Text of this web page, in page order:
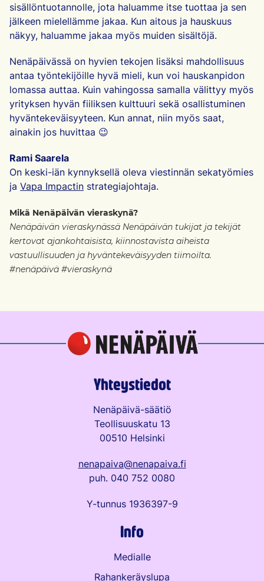
sisällöntuotannolle, jota haluamme itse tuottaa ja sen
jälkeen mielellämme jakaa. Kun aitous ja hauskuus
näkyy, haluamme jakaa myös muiden sisältöjä.
Nenäpäivässä on hyvien tekojen lisäksi mahdollisuus
antaa työntekijöille hyvä mieli, kun voi hauskanpidon
lomassa auttaa. Kuin vahingossa samalla välittyy myös
yrityksen hyvän fiiliksen kulttuuri sekä osallistuminen
hyväntekeväisyyteen. Kun annat, niin myös saat,
ainakin jos huvittaa 😉
Rami Saarela
On keski-iän kynnyksellä oleva viestinnän sekatyömies
ja Vapa Impactin strategiajohtaja.
Mikä Nenäpäivän vieraskynä?
Nenäpäivän vieraskynässä Nenäpäivän tukijat ja tekijät
kertovat ajankohtaisista, kiinnostavista aiheista
vastuullisuuden ja hyväntekeväisyyden tiimoilta.
#nenäpäivä #vieraskynä
Yhteystiedot
Nenäpäivä-säätiö
Teollisuuskatu 13
00510 Helsinki
nenapaiva@nenapaiva.fi
puh. 040 752 0080
Y-tunnus 1936397-9
Info
Medialle
Rahankeräyslupa